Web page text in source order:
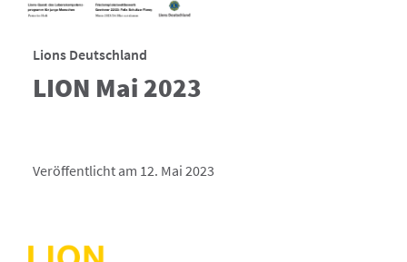
Lions Deutschland
LION Mai 2023
Veröffentlicht am 12. Mai 2023